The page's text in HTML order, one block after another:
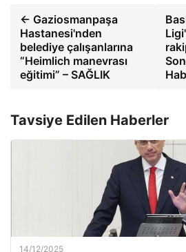
← Gaziosmanpaşa
Hastanesi'nden
belediye çalışanlarına
“Heimlich manevrası
eğitimi” – SAĞLIK
Tavsiye Edilen Haberler
14/12/2025